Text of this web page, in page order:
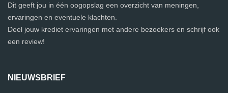
Dit geeft jou in één oogopslag een overzicht van meningen,
ervaringen en eventuele klachten.
Deel jouw krediet ervaringen met andere bezoekers en schrijf ook
een review!
NIEUWSBRIEF